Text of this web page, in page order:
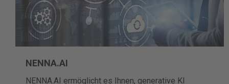
NENNA.AI
NENNA.AI ermöglicht es Ihnen, generative KI